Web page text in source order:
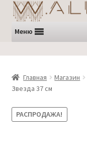
Перейти
к
навигации
Перейти
к
содержимому
Меню
Главная Магазин
Звезда 37 см
РАСПРОДАЖА!